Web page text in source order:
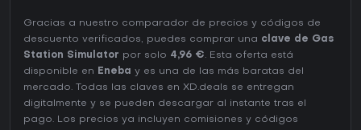
Gracias a nuestro comparador de precios y códigos de
descuento verificados, puedes comprar una clave de Gas
Station Simulator por solo 4,96 €. Esta oferta está
disponible en Eneba y es una de las más baratas del
mercado. Todas las claves en XD.deals se entregan
digitalmente y se pueden descargar al instante tras el
pago. Los precios ya incluyen comisiones y códigos